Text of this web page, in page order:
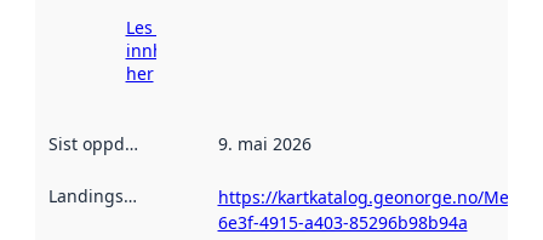
Les meir om
innhenting
her
Sist oppdatert 9. mai 2026
Landingsside
https://kartkatalog.geonorge.no/
6e3f-4915-a403-85296b98b94a